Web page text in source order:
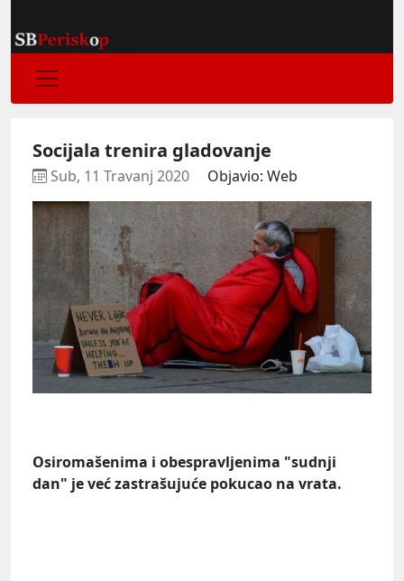
Socijala trenira gladovanje
Sub, 11 Travanj 2020 Objavio: Web
Osiromašenima i obespravljenima "sudnji
dan" je već zastrašujuće pokucao na vrata.